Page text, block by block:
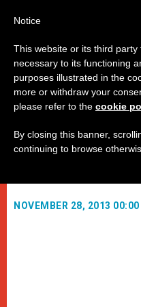
بأمانة حتى
النهاية"
NOVEMBER 28, 2013 00:00
Notice
This website or its third
necessary to its functioning
purposes illustrated in the
more or withdraw your
please refer to the cookie
By closing this banner,
continuing to browse